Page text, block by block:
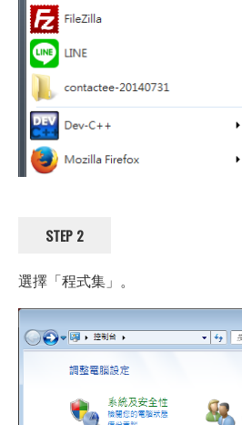
STEP 2
選擇「程式集」。